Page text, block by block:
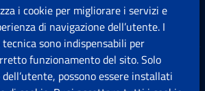
i cookie per migliorare i servizi e
di navigazione dell’utente. I
sono indispensabili per
funzionamento del sito. Solo
possono essere installati